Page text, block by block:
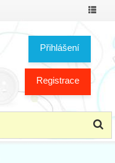
Přihlášení
Registrace